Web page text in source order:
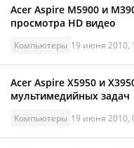
Acer Aspire M5900 и
просмотра HD видео
Компьютеры 19 июня 2010,
Acer Aspire X5950 и
мультимедийных задач
Компьютеры 19 июня 2010,